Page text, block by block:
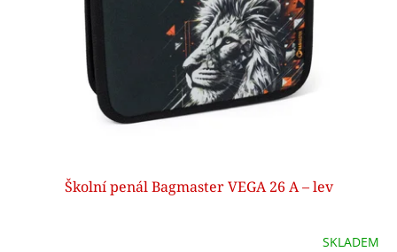
Školní penál Bagmaster VEGA 26 A – lev
SKLADEM